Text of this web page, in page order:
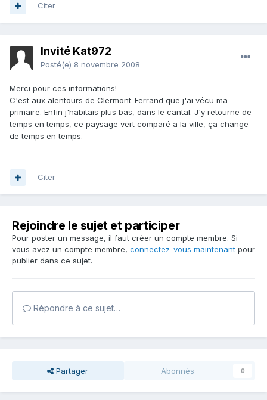
Citer
Invité Kat972
Posté(e) 8 novembre 2008
Merci pour ces informations!
C'est aux alentours de Clermont-Ferrand que j'ai vécu ma
primaire. Enfin j'habitais plus bas, dans le cantal. J'y retourne de
temps en temps, ce paysage vert comparé a la ville, ça change
de temps en temps.
Citer
Rejoindre le sujet et participer
Pour poster un message, il faut créer un compte membre. Si
vous avez un compte membre, connectez-vous maintenant pour
publier dans ce sujet.
Répondre à ce sujet…
Partager Abonnés 0